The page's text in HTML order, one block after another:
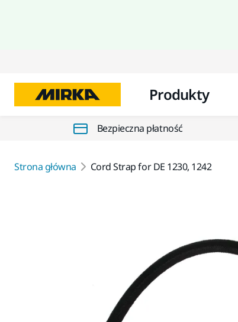
Produkty
Bezpieczna płatność
Strona główna Cord Strap for DE 1230, 1242